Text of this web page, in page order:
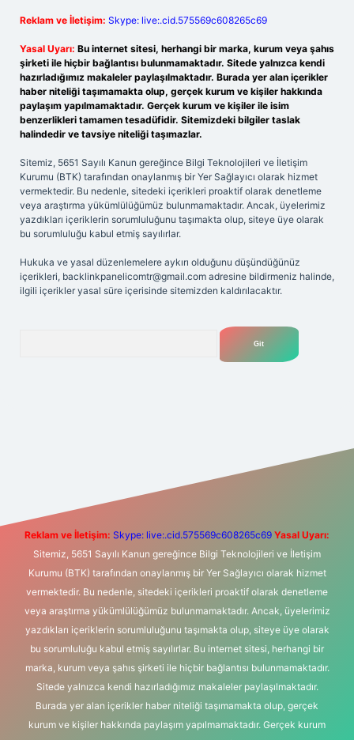
Reklam ve İletişim: Skype: live:.cid.575569c608265c69
Yasal Uyarı: Bu internet sitesi, herhangi bir marka, kurum veya şahıs
şirketi ile hiçbir bağlantısı bulunmamaktadır. Sitede yalnızca kendi
hazırladığımız makaleler paylaşılmaktadır. Burada yer alan içerikler
haber niteliği taşımamakta olup, gerçek kurum ve kişiler hakkında
paylaşım yapılmamaktadır. Gerçek kurum ve kişiler ile isim
benzerlikleri tamamen tesadüfidir. Sitemizdeki bilgiler taslak
halindedir ve tavsiye niteliği taşımazlar.
Sitemiz, 5651 Sayılı Kanun gereğince Bilgi Teknolojileri ve İletişim
Kurumu (BTK) tarafından onaylanmış bir Yer Sağlayıcı olarak hizmet
vermektedir. Bu nedenle, sitedeki içerikleri proaktif olarak denetleme
veya araştırma yükümlülüğümüz bulunmamaktadır. Ancak, üyelerimiz
yazdıkları içeriklerin sorumluluğunu taşımakta olup, siteye üye olarak
bu sorumluluğu kabul etmiş sayılırlar.
Hukuka ve yasal düzenlemelere aykırı olduğunu düşündüğünüz
içerikleri, backlinkpanelicomtr@gmail.com adresine bildirmeniz halinde,
ilgili içerikler yasal süre içerisinde sitemizden kaldırılacaktır.
Reklam ve İletişim: Skype: live:.cid.575569c608265c69 Yasal Uyarı:
Sitemiz, 5651 Sayılı Kanun gereğince Bilgi Teknolojileri ve İletişim
Kurumu (BTK) tarafından onaylanmış bir Yer Sağlayıcı olarak hizmet
vermektedir. Bu nedenle, sitedeki içerikleri proaktif olarak denetleme
veya araştırma yükümlülüğümüz bulunmamaktadır. Ancak, üyelerimiz
yazdıkları içeriklerin sorumluluğunu taşımakta olup, siteye üye olarak
bu sorumluluğu kabul etmiş sayılırlar. Bu internet sitesi, herhangi bir
marka, kurum veya şahıs şirketi ile hiçbir bağlantısı bulunmamaktadır.
Sitede yalnızca kendi hazırladığımız makaleler paylaşılmaktadır.
Burada yer alan içerikler haber niteliği taşımamakta olup, gerçek
kurum ve kişiler hakkında paylaşım yapılmamaktadır. Gerçek kurum